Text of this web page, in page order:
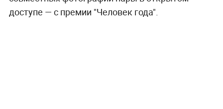
доступе — с премии "Человек года".